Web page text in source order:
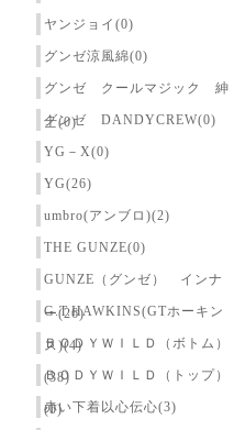
ヤンジョイ(0)
グンゼ涼風綿(0)
グンゼ クールマジック 紳
士(0)
グンゼ DANDYCREW(0)
YG－X(0)
YG(26)
umbro(アンブロ)(2)
THE GUNZE(0)
GUNZE（グンゼ） インナ
ー(26)
G.T.HAWKINS(GTホーキン
ス)(4)
ＢＯＤＹＷＩＬＤ（ボトム）
(38)
ＢＯＤＹＷＩＬＤ（トップ）
(0)
赤い下着以心伝心(3)